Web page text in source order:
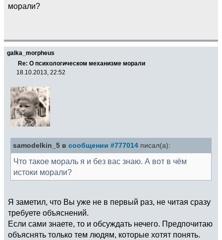
морали?
galka_morpheus
Re: О психологическом механизме морали
18.10.2013, 22:52
samodelkin_5 в сообщении #777014 писал(а):
Что такое мораль я и без вас знаю. А вот в чём
истоки морали?
Я заметил, что Вы уже не в первый раз, не читая сразу
требуете объяснений.
Если сами знаете, то и обсуждать нечего. Предпочитаю
объяснять только тем людям, которые хотят понять.